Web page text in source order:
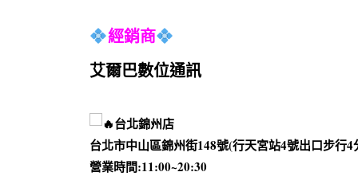
經銷商
艾爾巴數位通訊
台北錦州店
台北市中山區錦州街148號(行天宮站4號出口步行4
營業時間:11:00~20:30